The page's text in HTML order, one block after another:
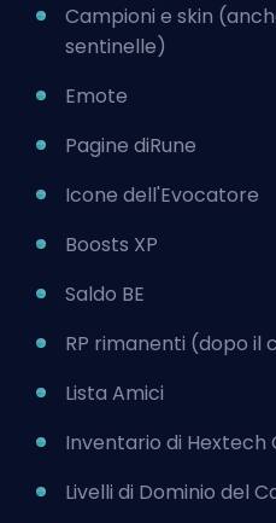
Campioni e skin
sentinelle)
Emote
Pagine diRune
Icone dell'Evocatore
Boosts XP
Saldo BE
RP rimanenti (dopo
Lista Amici
Inventario di Hextech
Livelli di Dominio del